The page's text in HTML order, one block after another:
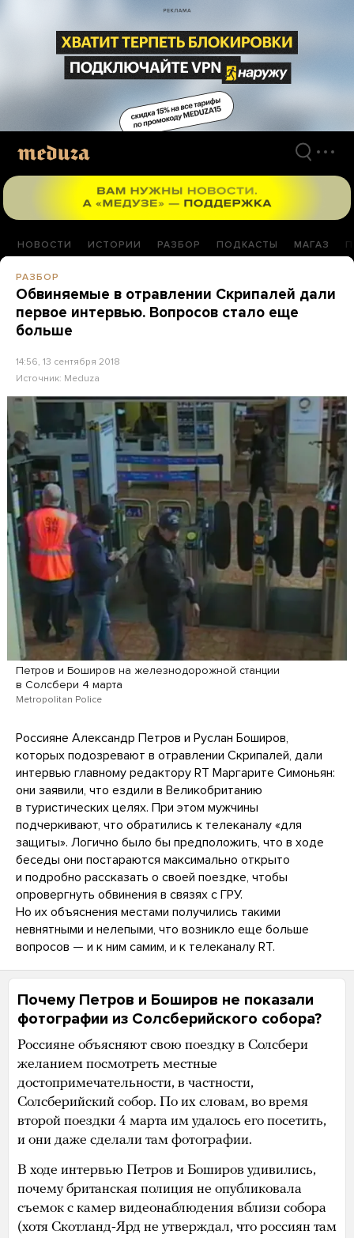
материалам
НОВОСТИ ИСТОРИИ РАЗБОР ПОДКАСТЫ МАГАЗ
РАЗБОР
Обвиняемые в отравлении Скрипалей дали
первое интервью. Вопросов стало еще
больше
14:56, 13 сентября 2018
Источник: Meduza
Петров и Боширов на железнодорожной станции
в Солсбери 4 марта
Metropolitan Police
Россияне Александр Петров и Руслан Боширов,
которых подозревают в отравлении Скрипалей, дали
интервью главному редактору RT Маргарите Симоньян:
они заявили, что ездили в Великобританию
в туристических целях. При этом мужчины
подчеркивают, что обратились к телеканалу «для
защиты». Логично было бы предположить, что в ходе
беседы они постараются максимально открыто
и подробно рассказать о своей поездке, чтобы
опровергнуть обвинения в связях с ГРУ.
Но их объяснения местами получились такими
невнятными и нелепыми, что возникло еще больше
вопросов — и к ним самим, и к телеканалу RT.
Почему Петров и Боширов не показали
фотографии из Солсберийского собора?
Россияне объясняют свою поездку в Солсбери
желанием посмотреть местные
достопримечательности, в частности,
Солсберийский собор. По их словам, во время
второй поездки 4 марта им удалось его посетить,
и они даже сделали там фотографии.
В ходе интервью Петров и Боширов удивились,
почему британская полиция не опубликовала
съемок с камер видеонаблюдения вблизи собора
(хотя Скотланд-Ярд не утверждал, что россиян там